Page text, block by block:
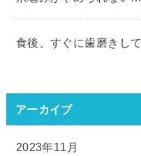
食後、すぐに歯磨きし
アーカイブ
2023年11月